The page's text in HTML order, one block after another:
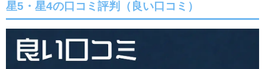
星5・星4の口コミ評判（良い口コミ）